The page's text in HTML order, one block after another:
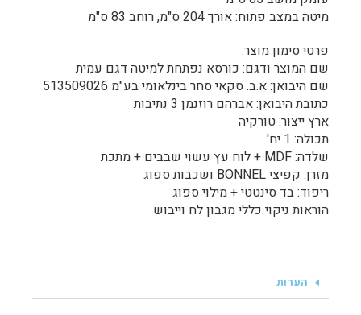
מיטה במצב פתוח: אורך 204 ס"מ, רוחב 83 ס"מ
פרטי סימון מוצר:
שם המוצר ודגם: כורסא נפתחת למיטה דגם עמית
שם היבואן: א.ב. סקאי סחר בינלאומי בע"מ 513509026
כתובת היבואן: אברהם רוזנמן 3 נתיבות
ארץ ייצור: טורקיה
תכולה: 1 יח'
שלדה: MDF + לוח עץ עשוי שבבים + מתכת
מזרן: קפיצי BONNEL ושכבות ספוג
ריפוד: בד סינטטי + מילוי ספוג
הוראות ניקוי כללי מגבון לח וייבוש
הערות